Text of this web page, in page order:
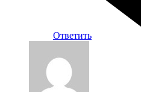
Ответить